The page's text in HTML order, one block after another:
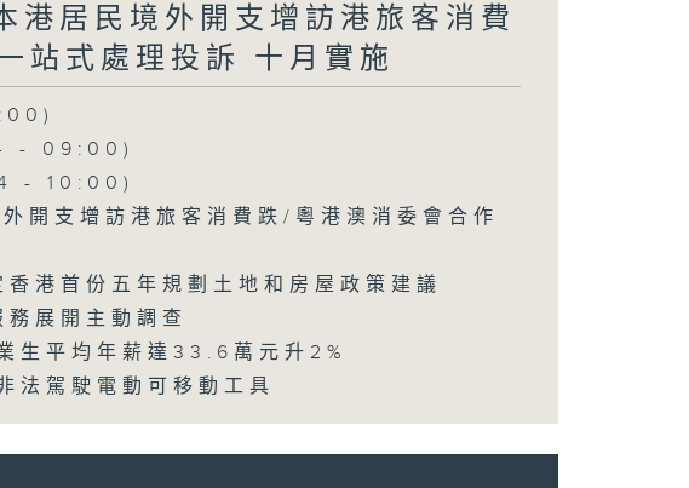
港居民境外開支增訪港旅客消費
站式處理投訴 十月實施
- 09:00)
- 10:00)
開支增訪港旅客消費跌/粵港澳消委會合作
港首份五年規劃土地和房屋政策建議
展開主動調查
生平均年薪達33.6萬元升2%
駕駛電動可移動工具